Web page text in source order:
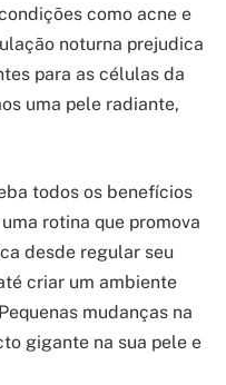
como acne e
noturna prejudica
para as células da
uma pele radiante,
todos os benefícios
rotina que promova
desde regular seu
criar um ambiente
mudanças na
gigante na sua pele e